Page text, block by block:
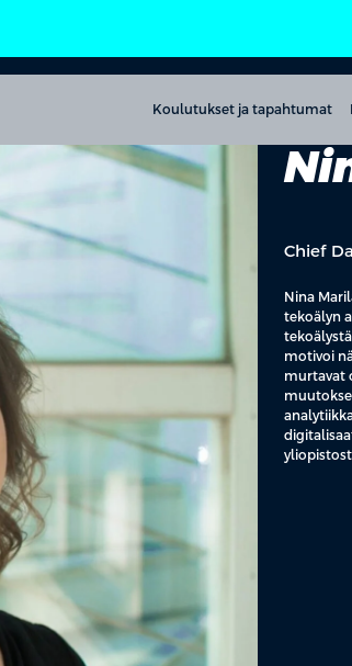
Koulutukset ja tapahtumat
Chief
Nina
tekoälyn
motivoi
murtavat